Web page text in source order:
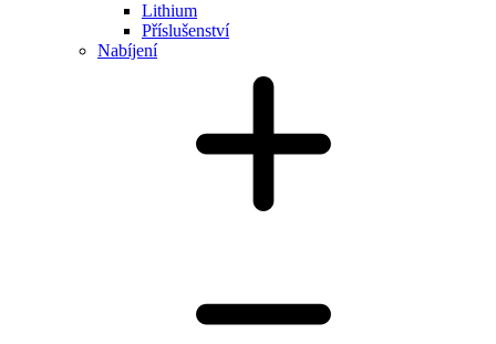
Lithium
Příslušenství
Nabíjení